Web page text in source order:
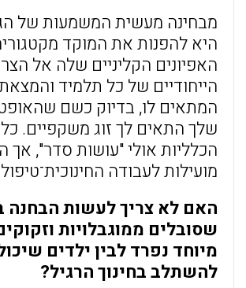
מבחינה מעשית המשמעות של
היא להפנות את המוקד
האפיונים הקליניים שלה אל
הייחודיים של כל תלמיד
המתאים לו, בדיוק כשם
שלך התאים לך זוג משקפיים.
הכלליות אולי "עושות סדר", אך
מועילות לעבודה
האם לא צריך לעשות הבחנה
שסובלים ממוגבלויות
מיוחד נפרד לבין ילדים
להשתלב בחינוך הרגיל?